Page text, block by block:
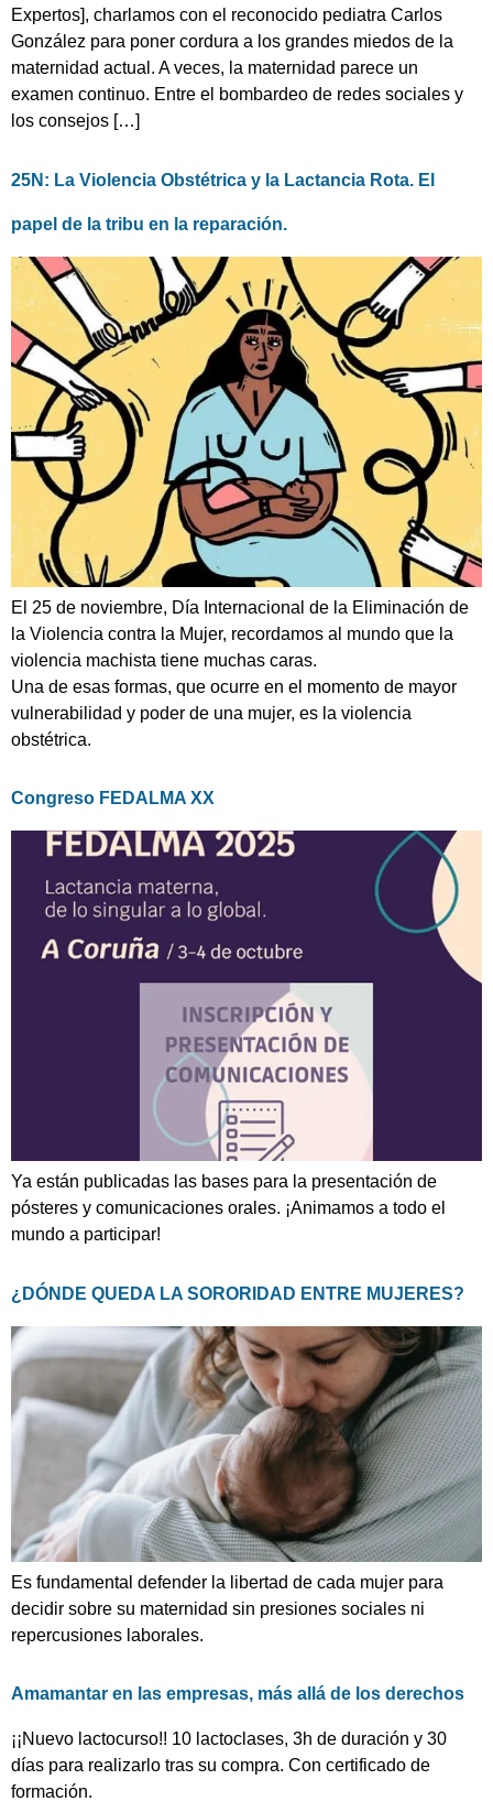
Expertos], charlamos con el reconocido pediatra Carlos
González para poner cordura a los grandes miedos de la
maternidad actual. A veces, la maternidad parece un
examen continuo. Entre el bombardeo de redes sociales y
los consejos […]
25N: La Violencia Obstétrica y la Lactancia Rota. El
papel de la tribu en la reparación.
El 25 de noviembre, Día Internacional de la Eliminación de
la Violencia contra la Mujer, recordamos al mundo que la
violencia machista tiene muchas caras.
Una de esas formas, que ocurre en el momento de mayor
vulnerabilidad y poder de una mujer, es la violencia
obstétrica.
Congreso FEDALMA XX
Ya están publicadas las bases para la presentación de
pósteres y comunicaciones orales. ¡Animamos a todo el
mundo a participar!
¿DÓNDE QUEDA LA SORORIDAD ENTRE MUJERES?
Es fundamental defender la libertad de cada mujer para
decidir sobre su maternidad sin presiones sociales ni
repercusiones laborales.
Amamantar en las empresas, más allá de los derechos
¡¡Nuevo lactocurso!! 10 lactoclases, 3h de duración y 30
días para realizarlo tras su compra. Con certificado de
formación.